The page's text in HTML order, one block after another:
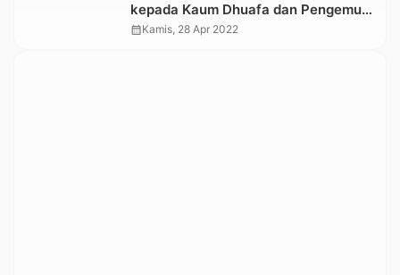
kepada Kaum Dhuafa dan Pengemudi
Sitor di Rantepao
calendar_monthKamis, 28 Apr 2022